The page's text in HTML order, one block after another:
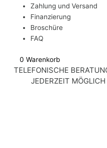
Zahlung und Versand
Finanzierung
Broschüre
FAQ
0 Warenkorb
TELEFONISCHE
JEDERZEIT MÖGLICH